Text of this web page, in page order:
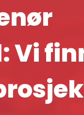
Vi